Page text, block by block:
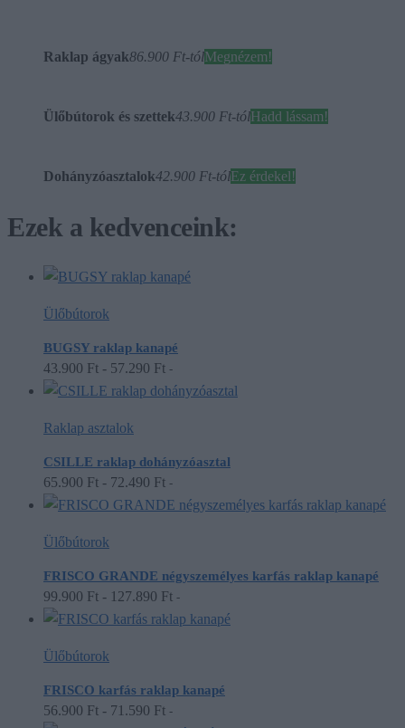
Raklap ágyak86.900 Ft-tólMegnézem!
Ülőbútorok és szettek43.900 Ft-tólHadd lássam!
Dohányzóasztalok42.900 Ft-tólEz érdekel!
Ezek a kedvenceink:
Ülőbútorok
BUGSY raklap kanapé
43.900 Ft - 57.290 Ft -
Raklap asztalok
CSILLE raklap dohányzóasztal
65.900 Ft - 72.490 Ft -
Ülőbútorok
FRISCO GRANDE négyszemélyes karfás raklap kanapé
99.900 Ft - 127.890 Ft -
Ülőbútorok
FRISCO karfás raklap kanapé
56.900 Ft - 71.590 Ft -